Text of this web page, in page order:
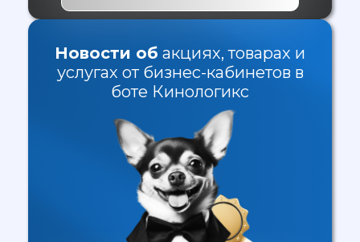
Новости об акциях, товарах и
услугах от бизнес-кабинетов в
боте Кинологикс